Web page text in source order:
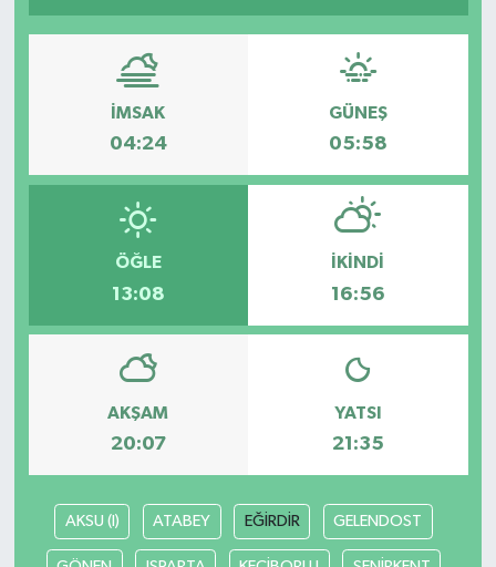
İMSAK
04:24
GÜNEŞ
05:58
ÖĞLE
13:08
İKINDI
16:56
AKŞAM
20:07
YATSI
21:35
AKSU (I) ATABEY EĞİRDİR GELENDOST